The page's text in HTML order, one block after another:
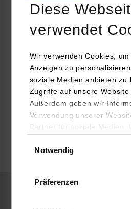
Diese
verwendet
Wir verwenden Cookies,
Anzeigen zu
soziale Medien anbieten zu
Zugriffe auf unsere Website
Außerdem geben wir
Verwendung unserer
Partner für soziale Medien,
YouTube, Google Maps)
Daten zusammen, die Sie
haben oder die sie im
Notwendig
Präferenzen
Mercedes-Benz Tech Motion GmbH
Gutenbergstraße 19